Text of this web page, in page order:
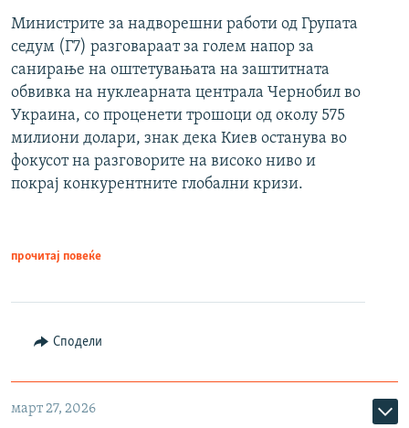
Министрите за надворешни работи од Групата
седум (Г7) разговараат за голем напор за
санирање на оштетувањата на заштитната
обвивка на нуклеарната централа Чернобил во
Украина, со проценети трошоци од околу 575
милиони долари, знак дека Киев останува во
фокусот на разговорите на високо ниво и
покрај конкурентните глобални кризи.
прочитај повеќе
Сподели
март 27, 2026